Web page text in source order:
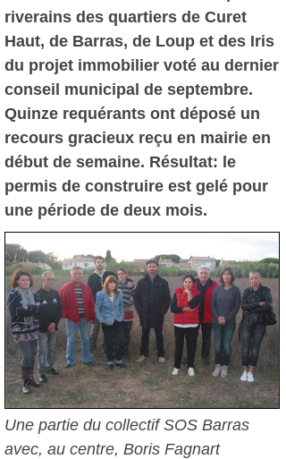
riverains des quartiers de Curet
Haut, de Barras, de Loup et des Iris
du projet immobilier voté au dernier
conseil municipal de septembre.
Quinze requérants ont déposé un
recours gracieux reçu en mairie en
début de semaine. Résultat: le
permis de construire est gelé pour
une période de deux mois.
Une partie du collectif SOS Barras
avec, au centre, Boris Fagnart